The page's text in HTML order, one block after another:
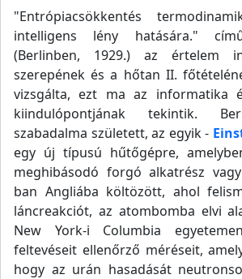
"Entrópiacsökkentés
intelligens lény hatására."
(Berlinben, 1929.) az értelem
szerepének és a hőtan II.
vizsgálta, ezt ma az informatika
kiindulópontjának tekintik.
szabadalma született, az egyik -
egy új típusú hűtőgépre,
meghibásodó forgó alkatrész
ban Angliába költözött, ahol
láncreakciót, az atombomba elvi
New York-i Columbia
feltevéseit ellenőrző méréseit,
hogy az urán hasadását